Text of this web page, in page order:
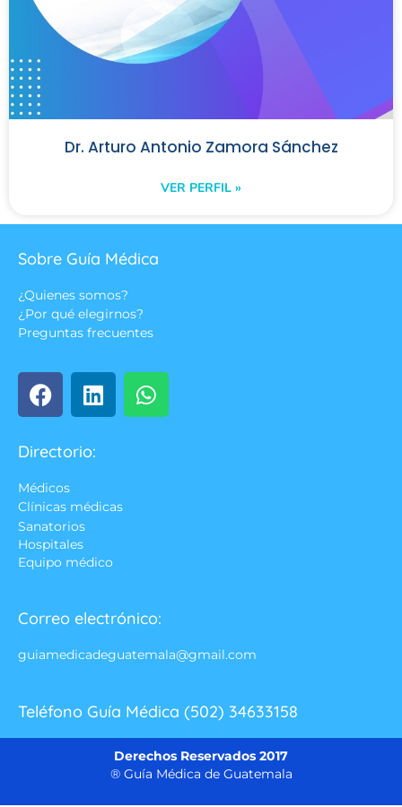
Dr. Arturo Antonio Zamora Sánchez
VER PERFIL »
Sobre Guía Médica
¿Quienes somos?
¿Por qué elegirnos?
Preguntas frecuentes
Directorio:
Médicos
Clínicas médicas
Sanatorios
Hospitales
Equipo médico
Correo electrónico:
guiamedicadeguatemala@gmail.com
Teléfono Guía Médica (502) 34633158
Derechos Reservados 2017
® Guía Médica de Guatemala